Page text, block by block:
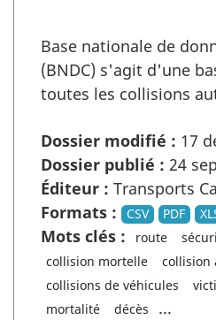
Base nationale de
(BNDC) s'agit d'une
toutes les collisions
Dossier modifié : 17
Dossier publié : 24
Éditeur : Transports
Formats :
CSV PDF
Mots clés : route
collision mortelle
collision
collisions de véhicules
mortalité
décès ...